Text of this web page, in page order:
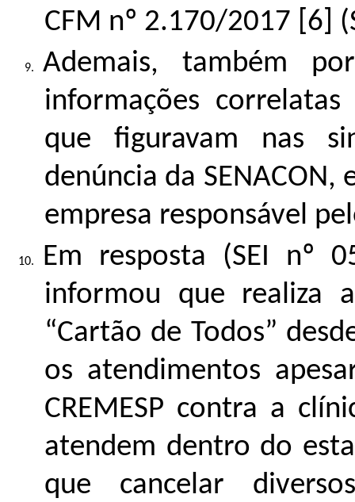
CFM nº 2.170/2017 [6]
Ademais, também
informações
que figuravam nas
denúncia da
empresa responsável
Em resposta (SEI nº
informou que realiza
“Cartão de Todos”
os atendimentos
CREMESP contra a
atendem dentro do
que cancelar